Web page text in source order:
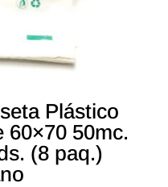
Plástico
60×70 50mc.
(8 paq.)